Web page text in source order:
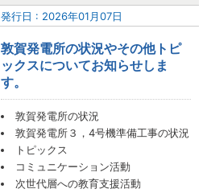
発行日 : 2026年01月07日
敦賀発電所の状況やその他トピ
ックスについてお知らせしま
す。
敦賀発電所の状況
敦賀発電所３，4号機準備工事の状況
トピックス
コミュニケーション活動
次世代層への教育支援活動